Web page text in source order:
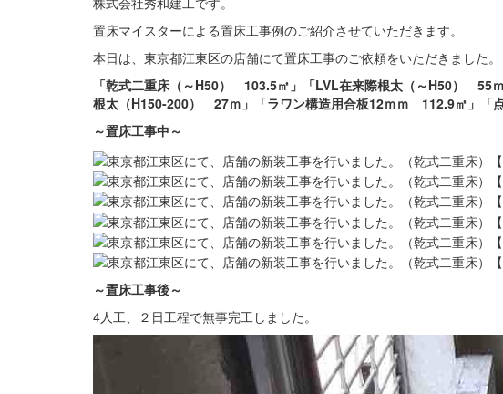
置床マイスターによる置床工事例のご紹介させていただきます。
本日は、東京都江東区の店舗にて置床工事のご依頼をいただきました。
「乾式二重床（～H50） 103.5㎡」「LVL在来際根太（～H50） 55
根太（H150-200） 27ｍ」「ラワン構造用合板12ｍｍ 112.9㎡」「
～置床工事中 ～
～置床工事後～
4人工、２日工程で無事完工しました。